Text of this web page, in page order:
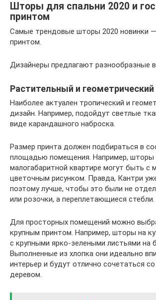
Шторы для спальни 2020 и
принтом
Самые трендовые шторы 2020 новинки
принтом.
Дизайнеры предлагают разнообразные
Растительный и геометрический
Наиболее актуален тропический и
дизайн. Например, подойдут светлые
виде карандашного наброска.
Размер принта должен подбираться в
площадью помещения. Например, шторы
малогабаритной квартире могут быть с
цветочным рисунком. Правда, Кантри
поэтому лучше, чтобы это были не
или розочки, а переплетающиеся стебли.
Для просторных помещений можно
крупным принтом. Например, шторы на
с крупными ярко-зелеными листьями на
Выполненные из хлопка они идеально
интерьер и будут отлично сочетаться
деревом.